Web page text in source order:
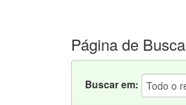
Página de Busca
Buscar em: